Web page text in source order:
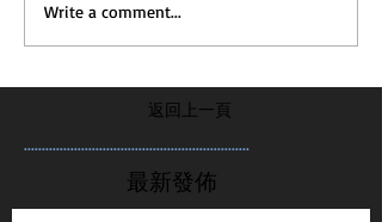
Write a comment...
返回上一頁
...............................................................
最新發佈